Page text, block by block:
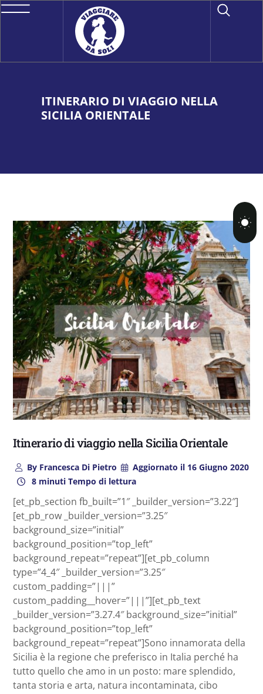
ITINERARIO DI VIAGGIO NELLA
SICILIA ORIENTALE
Itinerario di viaggio nella Sicilia Orientale
ByFrancesca Di Pietro Aggiornato il 16 Giugno 2020
8 minuti Tempo di lettura
[et_pb_section fb_built=”1″ _builder_version=”3.22″]
[et_pb_row _builder_version=”3.25″
background_size=”initial”
background_position=”top_left”
background_repeat=”repeat”][et_pb_column
type=”4_4″ _builder_version=”3.25″
custom_padding=”|||”
custom_padding__hover=”|||”][et_pb_text
_builder_version=”3.27.4″ background_size=”initial”
background_position=”top_left”
background_repeat=”repeat”]Sono innamorata della
Sicilia è la regione che preferisco in Italia perché ha
tutto quello che amo in un posto: mare splendido,
tanta storia e arta, natura incontaminata, cibo